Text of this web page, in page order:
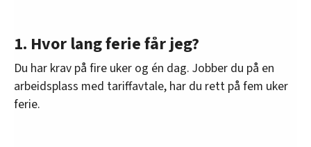
1. Hvor lang ferie får jeg?
Du har krav på fire uker og én dag. Jobber du på en
arbeidsplass med tariffavtale, har du rett på fem uker
ferie.